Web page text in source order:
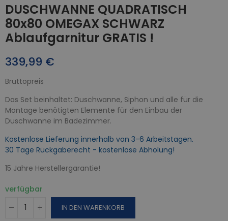
DUSCHWANNE QUADRATISCH
80x80 OMEGAX SCHWARZ
Ablaufgarnitur GRATIS !
339,99 €
Bruttopreis
Das Set beinhaltet: Duschwanne, Siphon und alle für die
Montage benötigten Elemente für den Einbau der
Duschwanne im Badezimmer.
Kostenlose Lieferung innerhalb von 3-6 Arbeitstagen.
30 Tage Rückgaberecht - kostenlose Abholung!
15 Jahre Herstellergarantie!
verfügbar
IN DEN WARENKORB